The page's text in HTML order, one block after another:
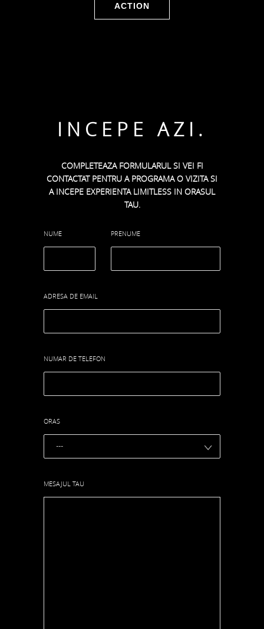
ACTION
INCEPE AZI.
COMPLETEAZA FORMULARUL SI VEI FI
CONTACTAT PENTRU A PROGRAMA O VIZITA SI
A INCEPE EXPERIENTA LIMITLESS IN ORASUL
TAU.
NUME PRENUME
ADRESA DE EMAIL
NUMAR DE TELEFON
ORAS
MESAJUL TAU